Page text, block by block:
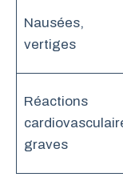
Nausées,
vertiges
Réactions
graves